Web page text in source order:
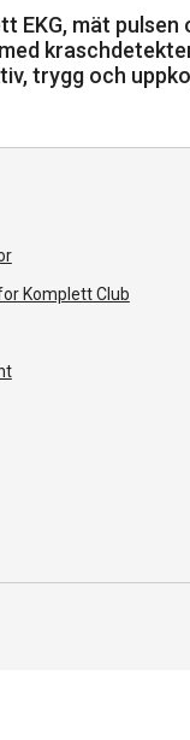
mät
trygg och
Komplett Club